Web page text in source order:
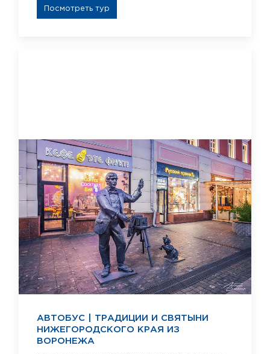
Посмотреть тур
АВТОБУС | ТРАДИЦИИ И СВЯТЫНИ
НИЖЕГОРОДСКОГО КРАЯ ИЗ
ВОРОНЕЖА